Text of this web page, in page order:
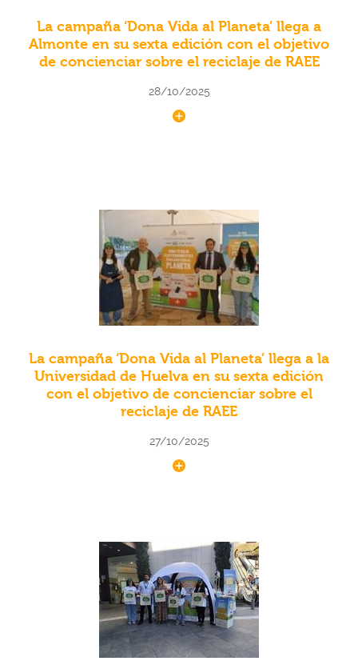
La campaña ‘Dona Vida al Planeta’ llega a
Almonte en su sexta edición con el objetivo
de concienciar sobre el reciclaje de RAEE
28/10/2025
La campaña ‘Dona Vida al Planeta’ llega a la
Universidad de Huelva en su sexta edición
con el objetivo de concienciar sobre el
reciclaje de RAEE
27/10/2025